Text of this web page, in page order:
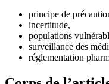
principe de
incertitude,
populations
surveillance des
réglementation